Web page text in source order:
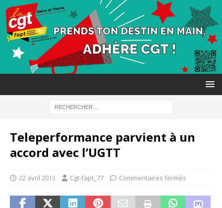
Teleperformance parvient à un
accord avec l’UGTT
22 avril 2013 Cgt-fapt_77 Commentaires fermés